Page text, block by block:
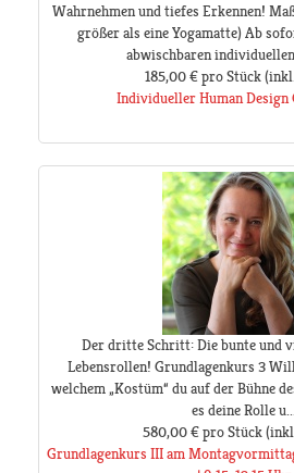
Wahrnehmen und tiefes Erkennen!
größer als eine Yogamatte) Ab
abwischbaren
185,00 € pro Stück
Individueller Human Design
Der dritte Schritt: Die bunte und
Lebensrollen! Grundlagenkurs 3
welchem „Kostüm“ du auf der Bühne
es deine Rolle u...
580,00 €pro Stück
Grundlagenkurs III am